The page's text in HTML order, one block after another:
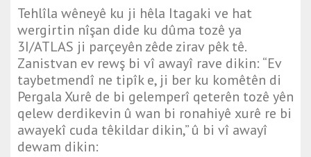
Tehlîla wêneyê ku ji hêla Itagaki ve hat
wergirtin nîşan dide ku dûma tozê ya
3I/ATLAS ji parçeyên zêde zirav pêk tê.
Zanistvan ev rewş bi vî awayî rave dikin: “Ev
taybetmendî ne tipîk e, ji ber ku komêtên di
Pergala Xurê de bi gelemperî qeterên tozê yên
qelew derdikevin û wan bi ronahiyê xurê re bi
awayekî cuda têkildar dikin,” û bi vî awayî
dewam dikin: